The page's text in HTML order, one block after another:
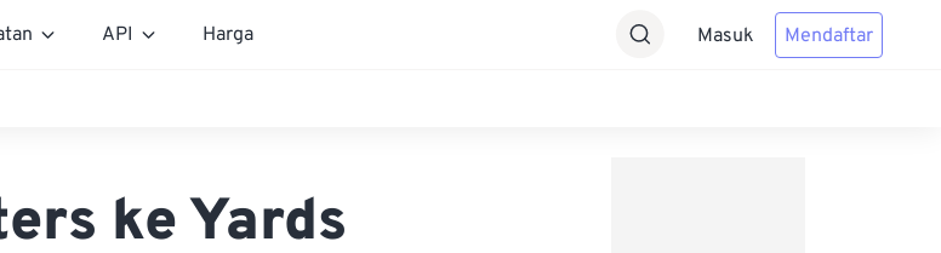
API Harga Masuk Mendaftar
ke Yards